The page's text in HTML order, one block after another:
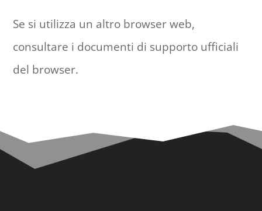
Se si utilizza un altro browser web,
consultare i documenti di supporto ufficiali
del browser.